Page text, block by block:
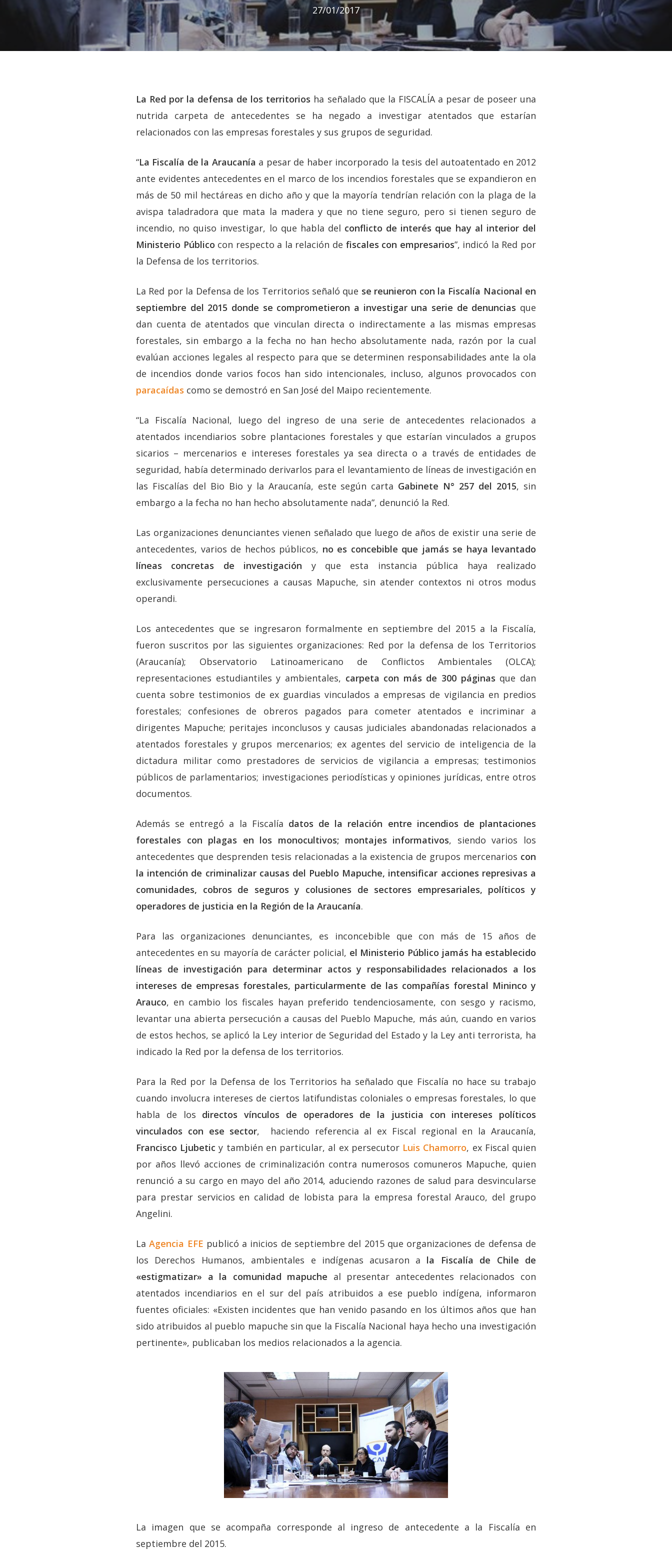
Hit enter to search or ESC to close
27/01/2017
La Red por la defensa de los territorios ha señalado que la FISCALÍA a pesar de poseer una
nutrida carpeta de antecedentes se ha negado a investigar atentados que estarían
relacionados con las empresas forestales y sus grupos de seguridad.
“La Fiscalía de la Araucanía a pesar de haber incorporado la tesis del autoatentado en 2012
ante evidentes antecedentes en el marco de los incendios forestales que se expandieron en
más de 50 mil hectáreas en dicho año y que la mayoría tendrían relación con la plaga de la
avispa taladradora que mata la madera y que no tiene seguro, pero si tienen seguro de
incendio, no quiso investigar, lo que habla del conflicto de interés que hay al interior del
Ministerio Público con respecto a la relación de fiscales con empresarios”, indicó la Red por
la Defensa de los territorios.
La Red por la Defensa de los Territorios señaló que se reunieron con la Fiscalía Nacional en
septiembre del 2015 donde se comprometieron a investigar una serie de denuncias que
dan cuenta de atentados que vinculan directa o indirectamente a las mismas empresas
forestales, sin embargo a la fecha no han hecho absolutamente nada, razón por la cual
evalúan acciones legales al respecto para que se determinen responsabilidades ante la ola
de incendios donde varios focos han sido intencionales, incluso, algunos provocados con
paracaídas como se demostró en San José del Maipo recientemente.
“La Fiscalía Nacional, luego del ingreso de una serie de antecedentes relacionados a
atentados incendiarios sobre plantaciones forestales y que estarían vinculados a grupos
sicarios – mercenarios e intereses forestales ya sea directa o a través de entidades de
seguridad, había determinado derivarlos para el levantamiento de líneas de investigación en
las Fiscalías del Bio Bio y la Araucanía, este según carta Gabinete N° 257 del 2015, sin
embargo a la fecha no han hecho absolutamente nada”, denunció la Red.
Las organizaciones denunciantes vienen señalado que luego de años de existir una serie de
antecedentes, varios de hechos públicos, no es concebible que jamás se haya levantado
líneas concretas de investigación y que esta instancia pública haya realizado
exclusivamente persecuciones a causas Mapuche, sin atender contextos ni otros modus
operandi.
Los antecedentes que se ingresaron formalmente en septiembre del 2015 a la Fiscalía,
fueron suscritos por las siguientes organizaciones: Red por la defensa de los Territorios
(Araucanía); Observatorio Latinoamericano de Conflictos Ambientales (OLCA);
representaciones estudiantiles y ambientales, carpeta con más de 300 páginas que dan
cuenta sobre testimonios de ex guardias vinculados a empresas de vigilancia en predios
forestales; confesiones de obreros pagados para cometer atentados e incriminar a
dirigentes Mapuche; peritajes inconclusos y causas judiciales abandonadas relacionados a
atentados forestales y grupos mercenarios; ex agentes del servicio de inteligencia de la
dictadura militar como prestadores de servicios de vigilancia a empresas; testimonios
públicos de parlamentarios; investigaciones periodísticas y opiniones jurídicas, entre otros
documentos.
Además se entregó a la Fiscalía datos de la relación entre incendios de plantaciones
forestales con plagas en los monocultivos; montajes informativos, siendo varios los
antecedentes que desprenden tesis relacionadas a la existencia de grupos mercenarios con
la intención de criminalizar causas del Pueblo Mapuche, intensificar acciones represivas a
comunidades, cobros de seguros y colusiones de sectores empresariales, políticos y
operadores de justicia en la Región de la Araucanía.
Para las organizaciones denunciantes, es inconcebible que con más de 15 años de
antecedentes en su mayoría de carácter policial, el Ministerio Público jamás ha establecido
líneas de investigación para determinar actos y responsabilidades relacionados a los
intereses de empresas forestales, particularmente de las compañías forestal Mininco y
Arauco, en cambio los fiscales hayan preferido tendenciosamente, con sesgo y racismo,
levantar una abierta persecución a causas del Pueblo Mapuche, más aún, cuando en varios
de estos hechos, se aplicó la Ley interior de Seguridad del Estado y la Ley anti terrorista, ha
indicado la Red por la defensa de los territorios.
Para la Red por la Defensa de los Territorios ha señalado que Fiscalía no hace su trabajo
cuando involucra intereses de ciertos latifundistas coloniales o empresas forestales, lo que
habla de los directos vínculos de operadores de la justicia con intereses políticos
vinculados con ese sector, haciendo referencia al ex Fiscal regional en la Araucanía,
Francisco Ljubetic y también en particular, al ex persecutor Luis Chamorro, ex Fiscal quien
por años llevó acciones de criminalización contra numerosos comuneros Mapuche, quien
renunció a su cargo en mayo del año 2014, aduciendo razones de salud para desvincularse
para prestar servicios en calidad de lobista para la empresa forestal Arauco, del grupo
Angelini.
LaAgencia EFE publicó a inicios de septiembre del 2015 que organizaciones de defensa de
los Derechos Humanos, ambientales e indígenas acusaron a la Fiscalía de Chile de
«estigmatizar» a la comunidad mapuche al presentar antecedentes relacionados con
atentados incendiarios en el sur del país atribuidos a ese pueblo indígena, informaron
fuentes oficiales: «Existen incidentes que han venido pasando en los últimos años que han
sido atribuidos al pueblo mapuche sin que la Fiscalía Nacional haya hecho una investigación
pertinente», publicaban los medios relacionados a la agencia.
La imagen que se acompaña corresponde al ingreso de antecedente a la Fiscalía en
septiembre del 2015.